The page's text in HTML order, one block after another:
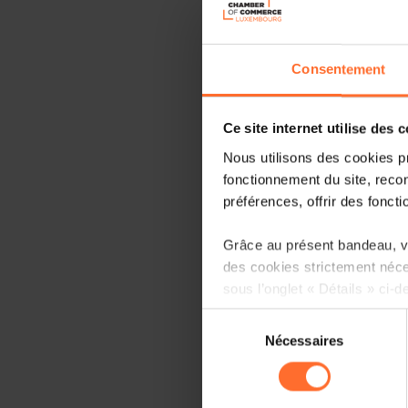
Consentement
Ce site internet utilise des
Nous utilisons des cookies
fonctionnement du site,
préférences, offrir des
Grâce au présent bandeau,
des cookies strictement
sous l’onglet « Détails » ci-
Il est précisé que la
sociaux, sauvegarde des
cas de refus de tous les
consentement
Nécessaires